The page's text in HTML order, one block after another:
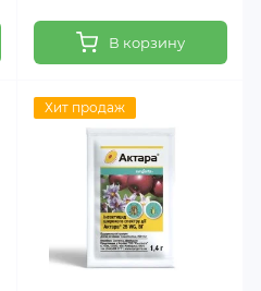
В корзину
Хит продаж